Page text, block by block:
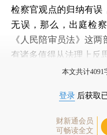
检察官观点的归纳有误
无误，那么，出庭检
《人民陪审员法》这
有诸多值得从法理上反
本文共计4091
登录 后获取
财新通会员
可畅读全文